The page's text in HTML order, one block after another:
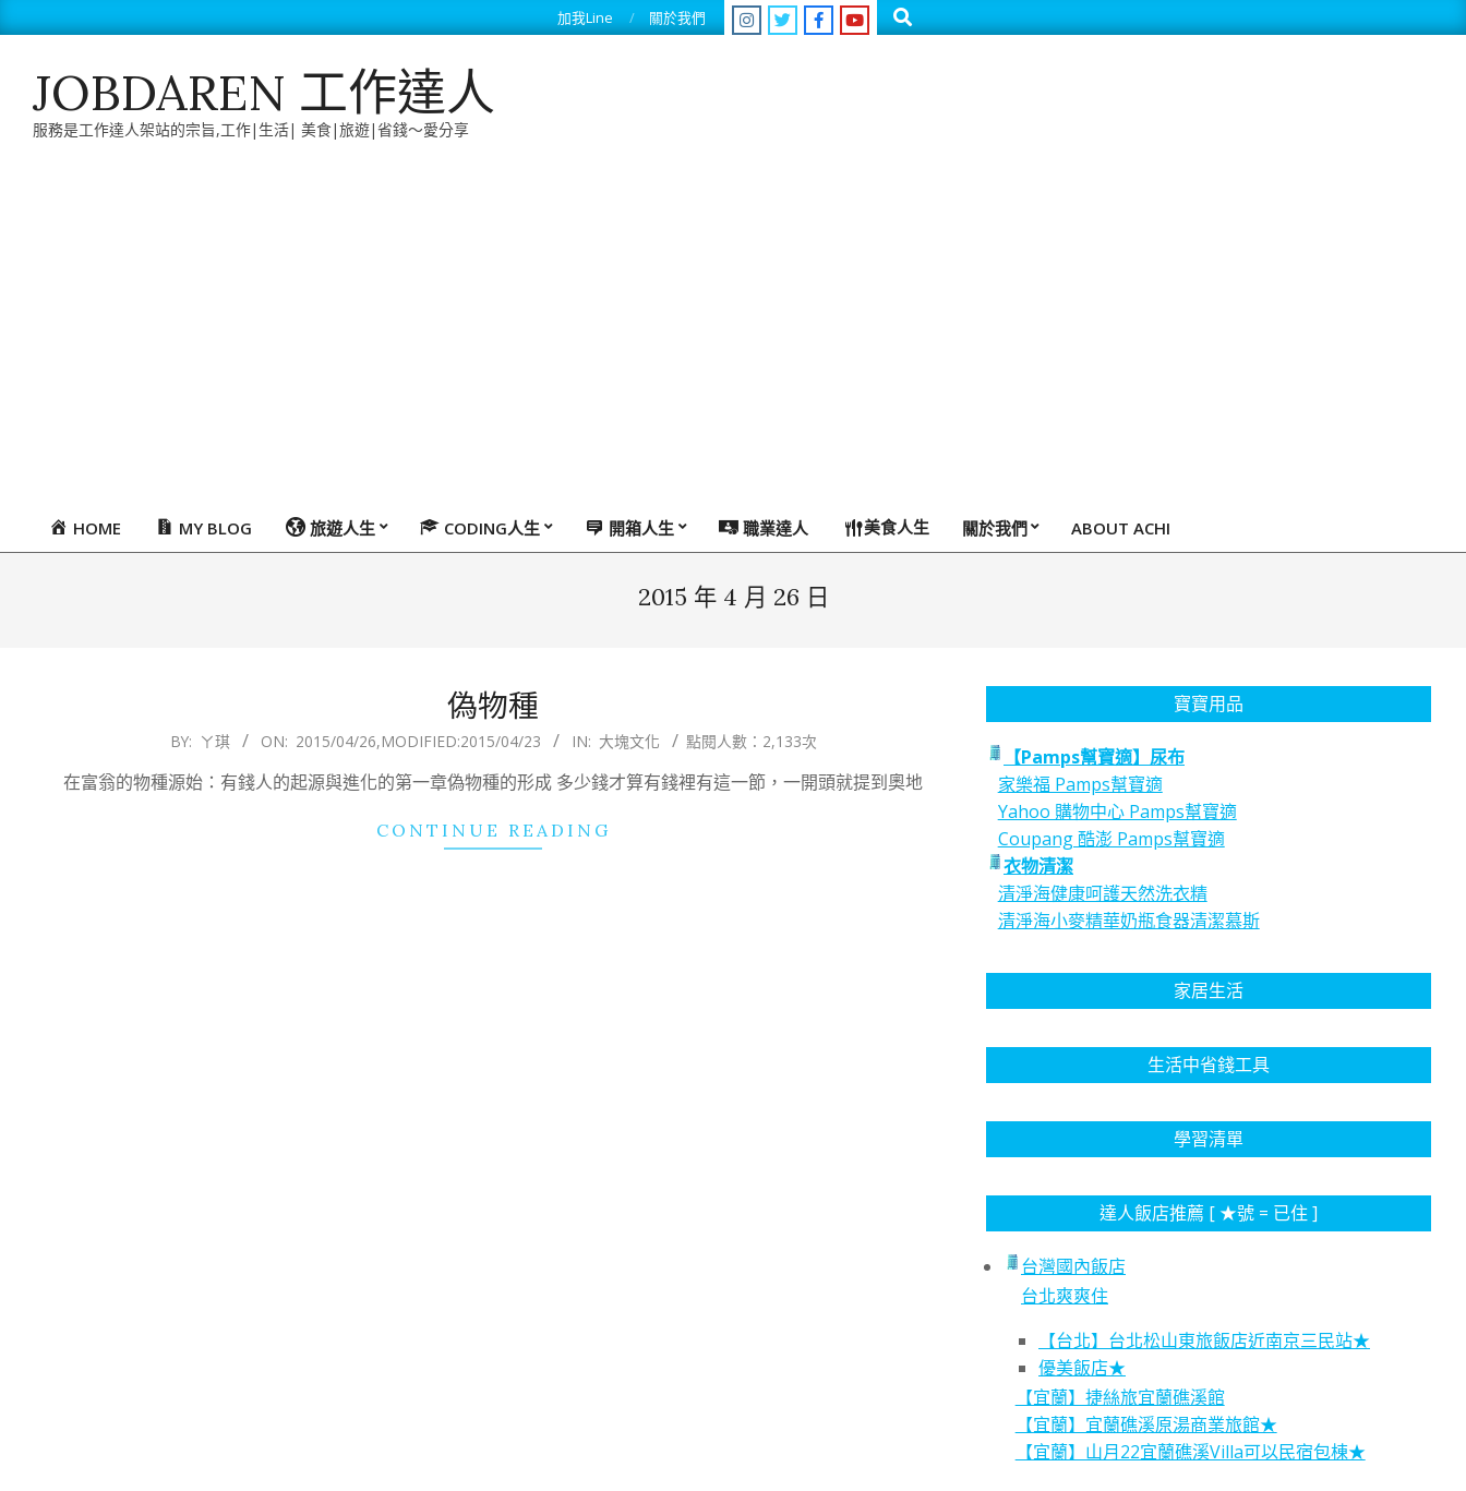
to
加我Line 關於我們 Search
JOBDAREN 工作達人
服務是工作達人架站的宗旨,工作|生活| 美食|旅遊|省錢～愛分享
PrimaryHOME MY BLOG 旅遊人生 CODING人生 開箱人生 職業達人 美食人生 關於我們 ABOUT ACHI
2015 年 4 月 26 日
偽物種
26
BY: ㄚ琪 ON: 2015/04/26,MODIFIED:2015/04/23 IN: 大塊文化 點閱人數：2,133次
在富翁的物種源始：有錢人的起源與進化的第一章偽物種的形成 多少錢才算有錢裡有這一節，一開頭就提到奧地
CONTINUE READING
寶寶用品
【Pamps幫寶適】尿布
家樂福 Pamps幫寶適
Yahoo 購物中心 Pamps幫寶適
Coupang 酷澎 Pamps幫寶適
衣物清潔
清淨海健康呵護天然洗衣精
清淨海小麥精華奶瓶食器清潔慕斯
家居生活
生活中省錢工具
學習清單
達人飯店推薦 [ ★號 = 已住 ]
台灣國內飯店
台北爽爽住
【台北】台北松山東旅飯店近南京三民站★
優美飯店★
【宜蘭】捷絲旅宜蘭礁溪館
【宜蘭】宜蘭礁溪原湯商業旅館★
【宜蘭】山月22宜蘭礁溪Villa可以民宿包棟★